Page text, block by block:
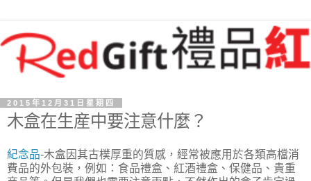
2015年12月31日星期四
木盒在生産中要注意什麼？
紀念品-木盒因其古樸厚重的質感，經常被應用於各類高檔消
費品的外包裝，例如：食品禮盒、紅酒禮盒、保健品、貴重